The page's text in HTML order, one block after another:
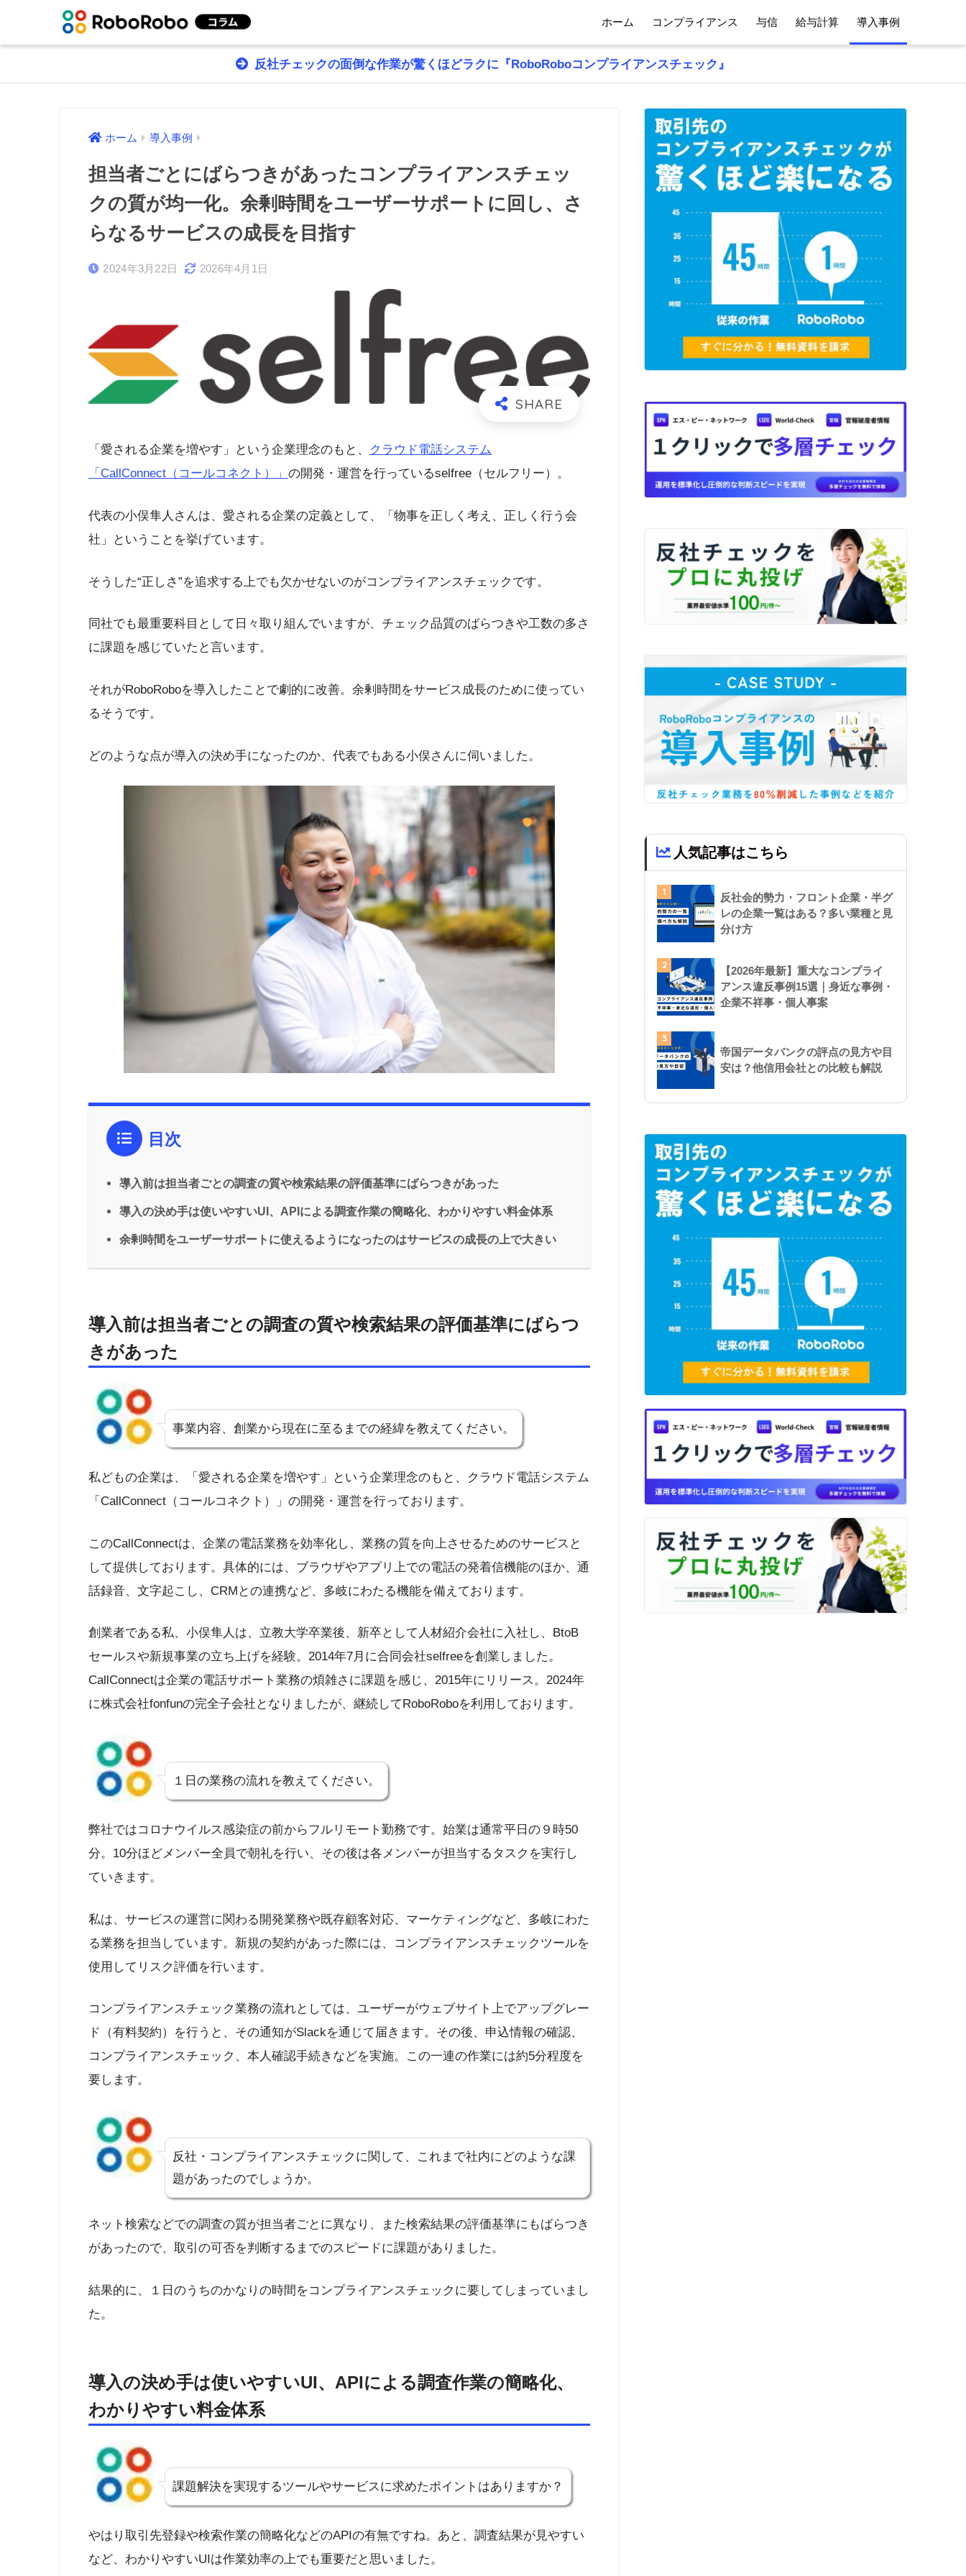
ホーム コンプライアンス 与信 給与計算 導入事例
反社チェックの面倒な作業が驚くほどラクに『RoboRoboコンプライアンスチェック』
ホーム 導入事例
担当者ごとにばらつきがあったコンプライアンスチェッ
クの質が均一化。余剰時間をユーザーサポートに回し、さ
らなるサービスの成長を目指す
2024年3月22日 2026年4月1日
「愛される企業を増やす」という企業理念のもと、
クラウド電話システム
「CallConnect（コールコネクト）」 の開発・運営を行っているselfree（セルフリー）。
代表の小俣隼人さんは、愛される企業の定義として、「物事を正しく考え、正しく行う会
社」ということを挙げています。
そうした“正しさ”を追求する上でも欠かせないのがコンプライアンスチェックです。
同社でも最重要科目として日々取り組んでいますが、チェック品質のばらつきや工数の多さ
に課題を感じていたと言います。
それがRoboRoboを導入したことで劇的に改善。余剰時間をサービス成長のために使ってい
るそうです。
どのような点が導入の決め手になったのか、代表でもある小俣さんに伺いました。
目次
導入前は担当者ごとの調査の質や検索結果の評価基準にばらつきがあった
導入の決め手は使いやすいUI、APIによる調査作業の簡略化、わかりやすい料金体系
余剰時間をユーザーサポートに使えるようになったのはサービスの成長の上で大きい
導入前は担当者ごとの調査の質や検索結果の評価基準にばらつ
きがあった
事業内容、創業から現在に至るまでの経緯を教えてください。
私どもの企業は、「愛される企業を増やす」という企業理念のもと、クラウド電話システム
「CallConnect（コールコネクト）」の開発・運営を行っております。
このCallConnectは、企業の電話業務を効率化し、業務の質を向上させるためのサービスと
して提供しております。具体的には、ブラウザやアプリ上での電話の発着信機能のほか、通
話録音、文字起こし、CRMとの連携など、多岐にわたる機能を備えております。
創業者である私、小俣隼人は、立教大学卒業後、新卒として人材紹介会社に入社し、BtoB
セールスや新規事業の立ち上げを経験。2014年7月に合同会社selfreeを創業しました。
CallConnectは企業の電話サポート業務の煩雑さに課題を感じ、2015年にリリース。2024年
に株式会社fonfunの完全子会社となりましたが、継続してRoboRoboを利用しております。
１日の業務の流れを教えてください。
弊社ではコロナウイルス感染症の前からフルリモート勤務です。始業は通常平日の９時50
分。10分ほどメンバー全員で朝礼を行い、その後は各メンバーが担当するタスクを実行し
ていきます。
私は、サービスの運営に関わる開発業務や既存顧客対応、マーケティングなど、多岐にわた
る業務を担当しています。新規の契約があった際には、コンプライアンスチェックツールを
使用してリスク評価を行います。
コンプライアンスチェック業務の流れとしては、ユーザーがウェブサイト上でアップグレー
ド（有料契約）を行うと、その通知がSlackを通じて届きます。その後、申込情報の確認、
コンプライアンスチェック、本人確認手続きなどを実施。この一連の作業には約5分程度を
要します。
反社・コンプライアンスチェックに関して、これまで社内にどのような課
題があったのでしょうか。
ネット検索などでの調査の質が担当者ごとに異なり、また検索結果の評価基準にもばらつき
があったので、取引の可否を判断するまでのスピードに課題がありました。
結果的に、１日のうちのかなりの時間をコンプライアンスチェックに要してしまっていまし
た。
導入の決め手は使いやすいUI、APIによる調査作業の簡略化、
わかりやすい料金体系
課題解決を実現するツールやサービスに求めたポイントはありますか？
やはり取引先登録や検索作業の簡略化などのAPIの有無ですね。あと、調査結果が見やすい
など、わかりやすいUIは作業効率の上でも重要だと思いました。
人気記事はこちら
1
反社会的勢力・フロント企業・半グ
レの企業一覧はある？多い業種と見
分け方
2
【2026年最新】重大なコンプライ
アンス違反事例15選｜身近な事例・
企業不祥事・個人事案
3
帝国データバンクの評点の見方や目
安は？他信用会社との比較も解説